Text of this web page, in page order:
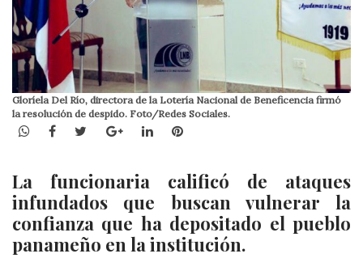
Gloríela Del Río, directora de la Lotería Nacional de Beneficencia firmó
la resolución de despido. Foto/Redes Sociales.
WhatsApp
Facebook
TwitterGoogle+LinkedInPinterest
La funcionaria calificó de ataques
infundados que buscan vulnerar la
confianza que ha depositado el pueblo
panameño en la institución.